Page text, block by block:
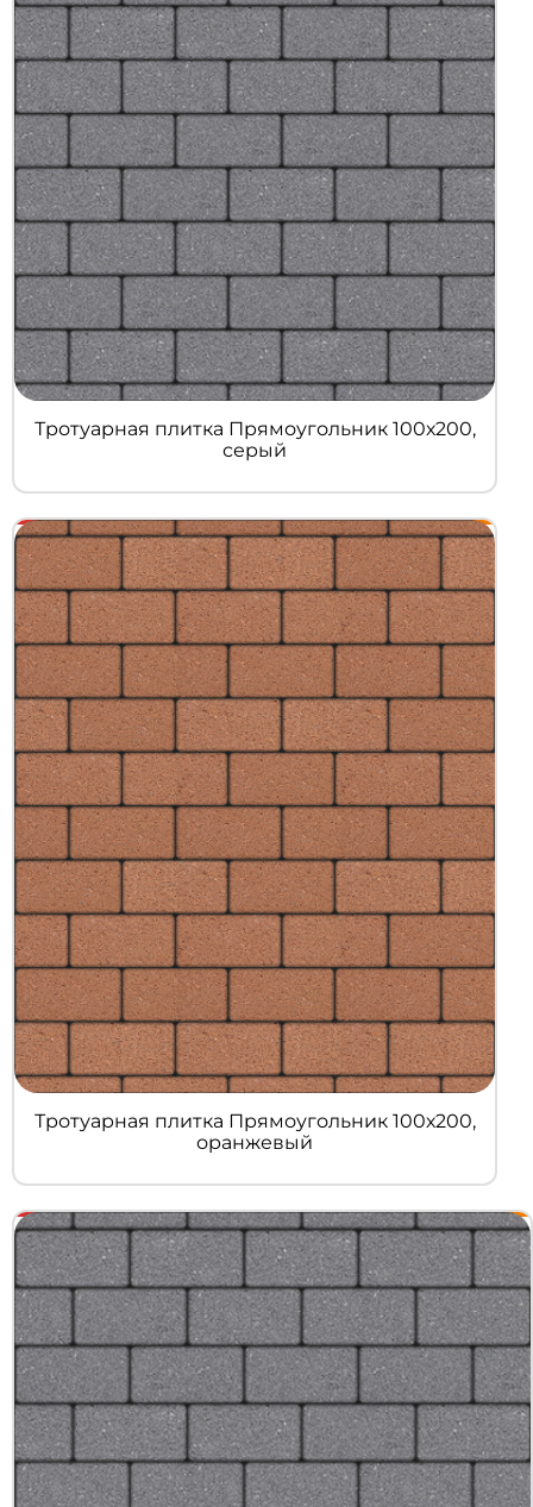
Тротуарная плитка Прямоугольник 100х200,
серый
Тротуарная плитка Прямоугольник 100х200,
оранжевый